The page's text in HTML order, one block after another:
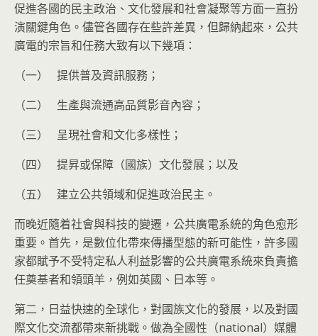
促進各國的民主政治、文化發展和社會凝聚等方面一直扮
演關鍵角色。儘管各國存在些許差異，但歸納起來，公共
廣電的宗旨和任務大致有以下幾項：
（一） 提供普及資訊服務；
（二） 生產與流通高品質影音內容；
（三） 呈現社會和文化多樣性；
（四） 提昇或保障（國族）文化發展；以及
（五） 建立公共領域和促進政治民主。
而晚近隨着社會與科技的變遷，公共廣電系統的角色愈形
重要。首先，是數位化帶來傳播型態的新可能性，許多國
家都賦予不受特定私人利益影響的公共廣電系統來負責擔
任奠基者和領頭羊，例如英國、日本等。
第二，日益快速的全球化，對國族文化的發展，以及對國
際文化交流都帶來新挑戰。做為全國性（national）媒體